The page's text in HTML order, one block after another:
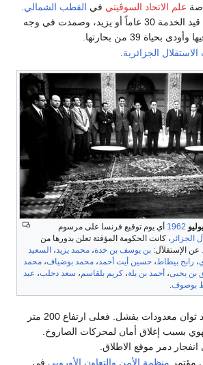
علم الاتحاد السوڤيتي في القطب الشمالي
ظلت هذه الغواصة قيد الخدمة 30 عاماً أو يزيد، وصمدت في وجه
39 من بحارتها.
الجزائرية.
1962 أي يوم توقيع فرنسا على مرسوم
الجزائر ، كانت الحكومة المؤقتة تعلن بدورها من
عن الإستقلآل: بن يوسف بن خدة، محمد يزيد، السعيد
، رابح بيطاط، حسين أيت أحمد، محمد بوضياف، محمد
بن يحيى، أحمد بن بلة، كريم بلقاسم، سعد دحلب، عبد
بوصوف.
السوڤيتي ينتهي بعد ثوان معدودات بفشل. فعلى ارتفاع 200 متر
بسبب إغلاق أمان لمحركات الصاروخ.
دمر موقع الاطلاق.
مؤتمر منظمة الأمن والتعاون الأوروبي في